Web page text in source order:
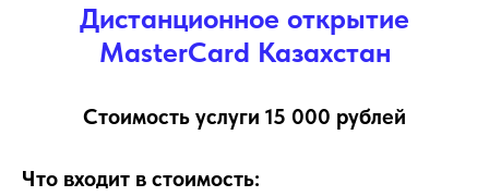
Дистанционное открытие
MasterCard Казахстан
Стоимость услуги 15 000 рублей
Что входит в стоимость: